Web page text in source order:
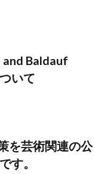
Baldauf
いて
を芸術関連の公
す。